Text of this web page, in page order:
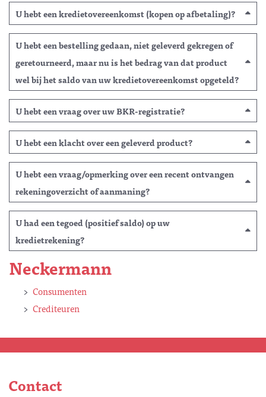
U hebt een kredietovereenkomst (kopen op afbetaling)?
U hebt een bestelling gedaan, niet geleverd gekregen of
geretourneerd, maar nu is het bedrag van dat product
wel bij het saldo van uw kredietovereenkomst opgeteld?
U hebt een vraag over uw BKR-registratie?
U hebt een klacht over een geleverd product?
U hebt een vraag/opmerking over een recent ontvangen
rekeningoverzicht of aanmaning?
U had een tegoed (positief saldo) op uw
kredietrekening?
Neckermann
Consumenten
Crediteuren
Contact